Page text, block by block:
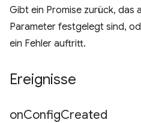
Gibt ein Promise zurück, das
Parameter festgelegt sind,
ein Fehler auftritt.
Ereignisse
onConfigCreated